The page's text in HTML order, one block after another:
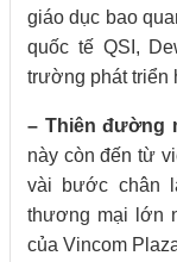
giáo dục bao
quốc tế QSI,
trường phát triển
– Thiên đường
này còn đến từ
vài bước chân
thương mại lớn
của Vincom